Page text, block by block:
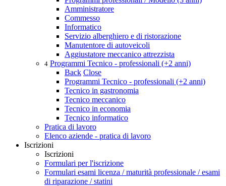
Amministratore
Commesso
Informatico
Servizio alberghiero e di ristorazione
Manutentore di autoveicoli
Aggiustatore meccanico attrezzista
4 Programmi Tecnico - professionali (+2 anni)
Back Close
Programmi Tecnico - professionali (+2 anni)
Tecnico in gastronomia
Tecnico meccanico
Tecnico in economia
Tecnico informatico
Pratica di lavoro
Elenco aziende - pratica di lavoro
Iscrizioni
Iscrizioni
Formulari per l'iscrizione
Formulari esami licenza / maturità professionale / esami
di riparazione / statini